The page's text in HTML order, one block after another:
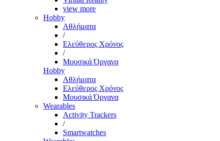
view more
Hobby
Αθλήματα
/
Ελεύθερος Χρόνος
/
Μουσικά Όργανα
Hobby
Αθλήματα
Ελεύθερος Χρόνος
Μουσικά Όργανα
Wearables
Activity Trackers
/
Smartwatches